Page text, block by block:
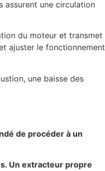
assurent une circulation
du moteur et transmet
ajuster le fonctionnement
une baisse des
de procéder à un
Un extracteur propre